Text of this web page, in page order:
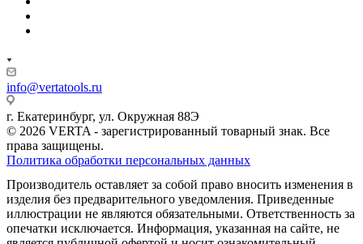
info@vertatools.ru
г. Екатеринбург, ул. Окружная 88Э
© 2026 VERTA - зарегистрированный товарный знак. Все
права защищены.
Политика обработки персональных данных
Производитель оставляет за собой право вносить изменения в
изделия без предварительного уведомления. Приведенные
иллюстрации не являются обязательными. Ответственность за
опечатки исключается. Информация, указанная на сайте, не